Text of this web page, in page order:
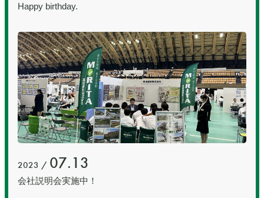
Happy birthday.
2023 / 07.13
会社説明会実施中！